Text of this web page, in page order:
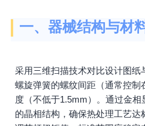
一、器械结构与材
采用三维扫描技术对比设计图纸
螺旋弹簧的螺纹间距（通常控制
度（不低于1.5mm）。通过金
的晶相结构，确保热处理工艺达